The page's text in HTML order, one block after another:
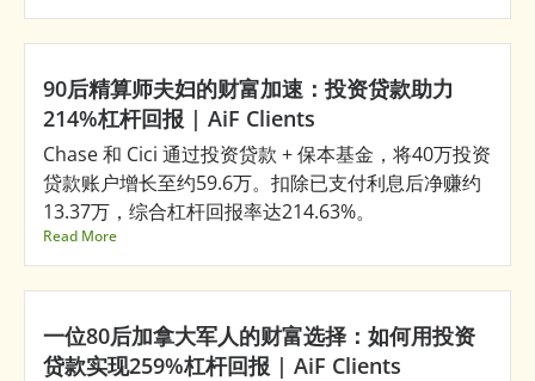
90后精算师夫妇的财富加速：投资贷款助力
214%杠杆回报 | AiF Clients
Chase 和 Cici 通过投资贷款 + 保本基金，将40万投资
贷款账户增长至约59.6万。扣除已支付利息后净赚约
13.37万，综合杠杆回报率达214.63%。
Read More
一位80后加拿大军人的财富选择：如何用投资
贷款实现259%杠杆回报 | AiF Clients